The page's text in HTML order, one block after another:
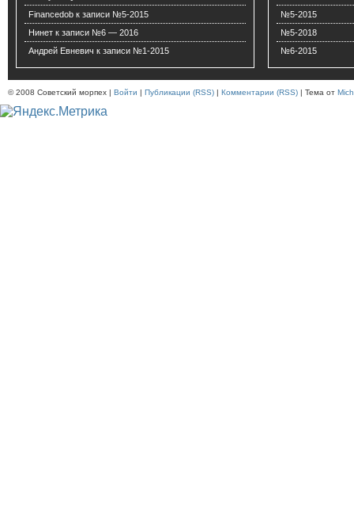
Financedob к записи №5-2015
Нинет к записи №6 — 2016
Андрей Евневич к записи №1-2015
№5-2015
№5-2018
№6-2015
© 2008 Советский морпех | Войти | Публикации (RSS) | Комментарии (RSS) | Тема от